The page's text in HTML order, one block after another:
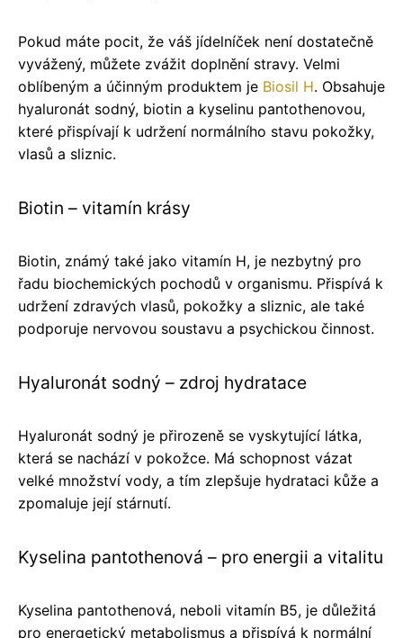
Pokud máte pocit, že váš jídelníček není dostatečně
vyvážený, můžete zvážit doplnění stravy. Velmi
oblíbeným a účinným produktem je Biosil H. Obsahuje
hyaluronát sodný, biotin a kyselinu pantothenovou,
které přispívají k udržení normálního stavu pokožky,
vlasů a sliznic.
Biotin – vitamín krásy
Biotin, známý také jako vitamín H, je nezbytný pro
řadu biochemických pochodů v organismu. Přispívá k
udržení zdravých vlasů, pokožky a sliznic, ale také
podporuje nervovou soustavu a psychickou činnost.
Hyaluronát sodný – zdroj hydratace
Hyaluronát sodný je přirozeně se vyskytující látka,
která se nachází v pokožce. Má schopnost vázat
velké množství vody, a tím zlepšuje hydrataci kůže a
zpomaluje její stárnutí.
Kyselina pantothenová – pro energii a vitalitu
Kyselina pantothenová, neboli vitamín B5, je důležitá
pro energetický metabolismus a přispívá k normální